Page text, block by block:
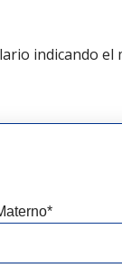
indicando el
*